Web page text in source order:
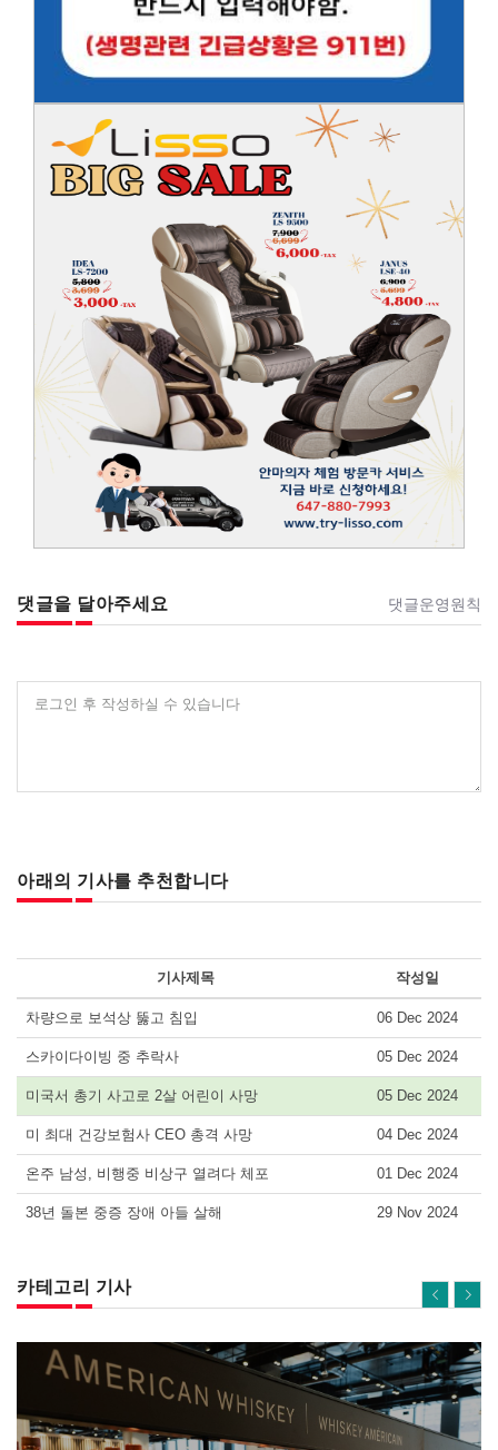
댓글을 달아주세요 댓글운영원칙
로그인 후 작성하실 수 있습니다
아래의 기사를 추천합니다
기사제목 작성일
차량으로 보석상 뚫고 침입 06 Dec 2024
스카이다이빙 중 추락사 05 Dec 2024
미국서 총기 사고로 2살 어린이 사망 05 Dec 2024
미 최대 건강보험사 CEO 총격 사망 04 Dec 2024
온주 남성, 비행중 비상구 열려다 체포 01 Dec 2024
38년 돌본 중증 장애 아들 살해 29 Nov 2024
카테고리 기사